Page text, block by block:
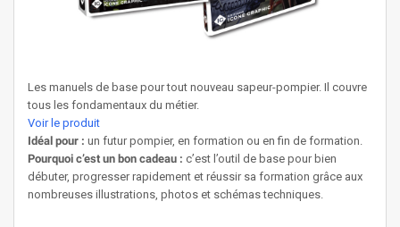
Les manuels de base pour tout nouveau sapeur-pompier. Il couvre
tous les fondamentaux du métier.
Voir le produit
Idéal pour : un futur pompier, en formation ou en fin de formation.
Pourquoi c’est un bon cadeau : c’est l’outil de base pour bien
débuter, progresser rapidement et réussir sa formation grâce aux
nombreuses illustrations, photos et schémas techniques.